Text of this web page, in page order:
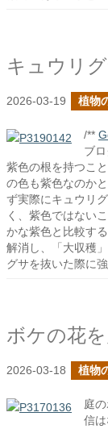
キュウリ
2026-03-19 植物
/**
ブ
紫色の根を持つこ
の色も紫色なのか
ず実際にキュウリ
く、紫色ではない
かな紫色と比較す
解消し、「大収穫
グサを抜いた際に
ボケの花
2026-03-18 植物
庭
信